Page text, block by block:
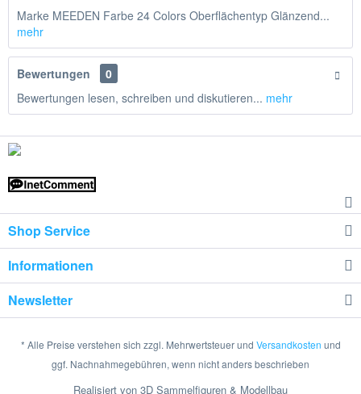
Marke MEEDEN Farbe 24 Colors Oberflächentyp Glänzend...
mehr
Bewertungen
0
Bewertungen lesen, schreiben und diskutieren... mehr
Shop Service
Informationen
Newsletter
* Alle Preise verstehen sich zzgl. Mehrwertsteuer und Versandkosten und
ggf. Nachnahmegebühren, wenn nicht anders beschrieben
Realisiert von 3D Sammelfiguren & Modellbau